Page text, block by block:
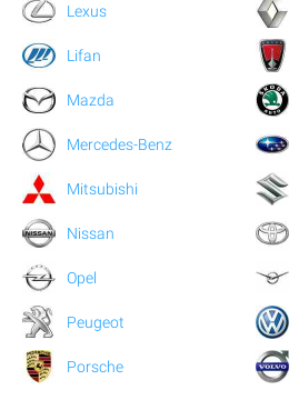
Lexus
Lifan
Mazda
Mercedes-Benz
Mitsubishi
Nissan
Opel
Peugeot
Porsche